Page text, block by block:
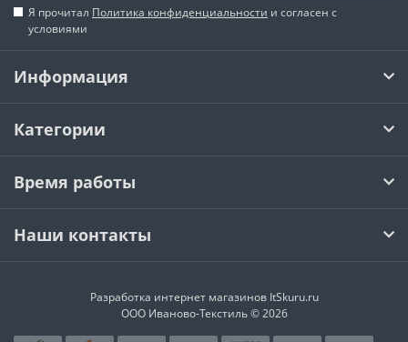
Я прочитал Политика конфиденциальности и согласен с
условиями
Информация
Категории
Время работы
Наши контакты
Разработка интернет магазинов ItSkuru.ru
ООО Иваново-Текстиль © 2026